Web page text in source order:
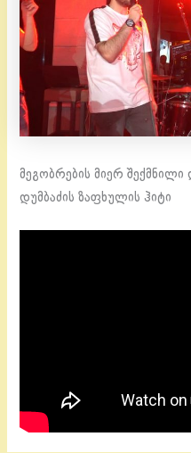
მეგობრების მიერ შექმნილი
დუმბაძის ზაფხულის ჰიტი